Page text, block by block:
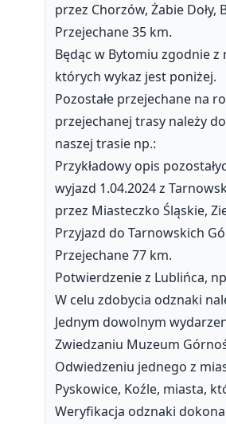
przez Chorzów, Żabie
Przejechane 35 km.
Będąc w Bytomiu zgodnie
których wykaz jest poniżej.
Pozostałe przejechane na
przejechanej trasy należy
naszej trasie np.:
Przykładowy opis
wyjazd 1.04.2024 z
przez Miasteczko Śląskie,
Przyjazd do Tarnowskich
Przejechane 77 km.
Potwierdzenie z Lublińca,
W celu zdobycia odznaki
Jednym dowolnym
Zwiedzaniu Muzeum
Odwiedzeniu jednego z
Pyskowice, Koźle, miasta,
Weryfikacja odznaki